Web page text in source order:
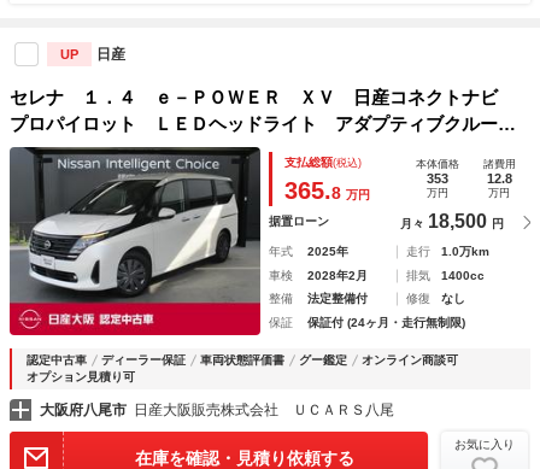
UP 日産
セレナ １．４ ｅ－ＰＯＷＥＲ ＸＶ 日産コネクトナビ
プロパイロット ＬＥＤヘッドライト アダプティブクルーズ
コントロール エマブレ アイドリングストップ インテリジ
ェントキー アラウンドビューモニター パワーウィンドウ
支払総額(税込)
365.8 万円
本体価格
353
万円
諸費用
12.8
万円
据置ローン 月々 18,500 円
年式 2025年 走行
1.0万km
車検
2028年2月 排気
1400cc
整備
法定整備付 修復
なし
保証
保証付 (24ヶ月・走行無制限)
認定中古車 ディーラー保証 車両状態評価書 グー鑑定
オンライン商談可
オプション見積り可
大阪府八尾市 日産大阪販売株式会社 ＵＣＡＲＳ八尾
在庫を確認・見積り依頼する
お気に入り